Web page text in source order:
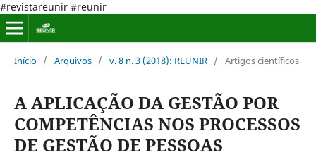
#revistareunir #reunir
Início / Arquivos / v. 8 n. 3 (2018): REUNIR / Artigos científicos
A APLICAÇÃO DA GESTÃO POR
COMPETÊNCIAS NOS PROCESSOS
DE GESTÃO DE PESSOAS